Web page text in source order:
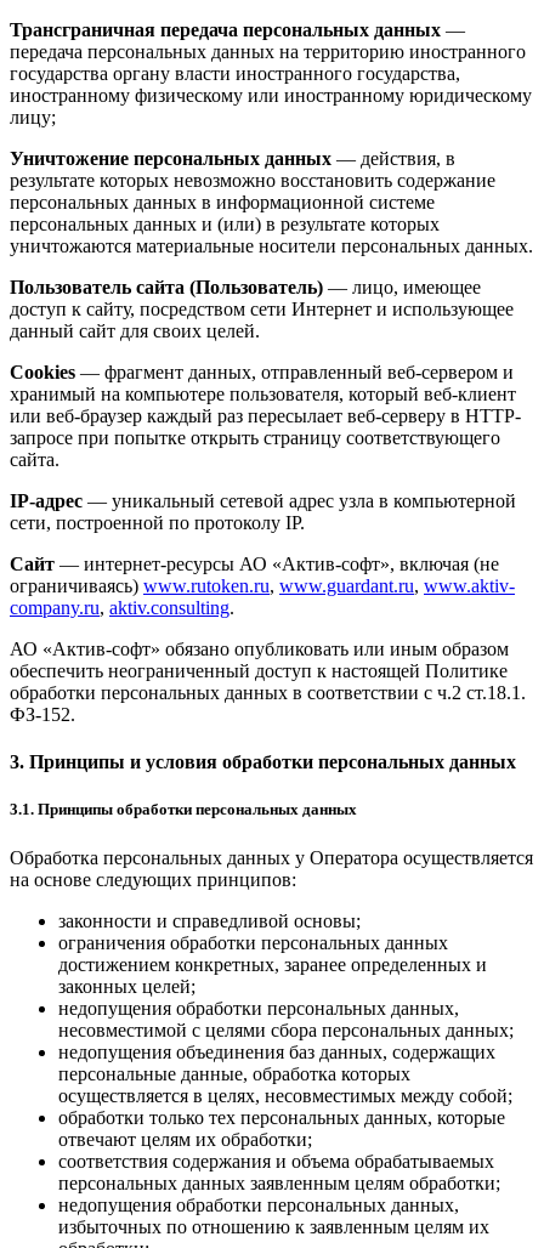
Трансграничная передача персональных данных —
передача персональных данных на территорию иностранного
государства органу власти иностранного государства,
иностранному физическому или иностранному юридическому
лицу;
Уничтожение персональных данных — действия, в
результате которых невозможно восстановить содержание
персональных данных в информационной системе
персональных данных и (или) в результате которых
уничтожаются материальные носители персональных данных.
Пользователь сайта (Пользователь) — лицо, имеющее
доступ к сайту, посредством сети Интернет и использующее
данный сайт для своих целей.
Cookies — фрагмент данных, отправленный веб-сервером и
хранимый на компьютере пользователя, который веб-клиент
или веб-браузер каждый раз пересылает веб-серверу в HTTP-
запросе при попытке открыть страницу соответствующего
сайта.
IP-адрес — уникальный сетевой адрес узла в компьютерной
сети, построенной по протоколу IP.
Сайт — интернет-ресурсы АО «Актив-софт», включая (не
ограничиваясь) www.rutoken.ru, www.guardant.ru, www.aktiv-
company.ru, aktiv.consulting.
АО «Актив-софт» обязано опубликовать или иным образом
обеспечить неограниченный доступ к настоящей Политике
обработки персональных данных в соответствии с ч.2 ст.18.1.
ФЗ-152.
3. Принципы и условия обработки персональных данных
3.1. Принципы обработки персональных данных
Обработка персональных данных у Оператора осуществляется
на основе следующих принципов:
законности и справедливой основы;
ограничения обработки персональных данных
достижением конкретных, заранее определенных и
законных целей;
недопущения обработки персональных данных,
несовместимой с целями сбора персональных данных;
недопущения объединения баз данных, содержащих
персональные данные, обработка которых
осуществляется в целях, несовместимых между собой;
обработки только тех персональных данных, которые
отвечают целям их обработки;
соответствия содержания и объема обрабатываемых
персональных данных заявленным целям обработки;
недопущения обработки персональных данных,
избыточных по отношению к заявленным целям их